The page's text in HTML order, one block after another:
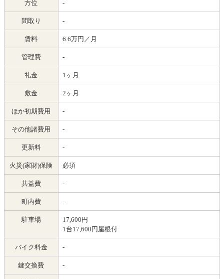
方位 -
間取り -
賃料 6.6万円／月
管理費 -
礼金 1ヶ月
敷金 2ヶ月
ほか初期費用 -
その他諸費用 -
更新料 -
火災(家財)保険 必須
共益費 -
町内費 -
駐車場
17,600円
1台17,600円屋根付
バイク料金 -
鍵交換費 -